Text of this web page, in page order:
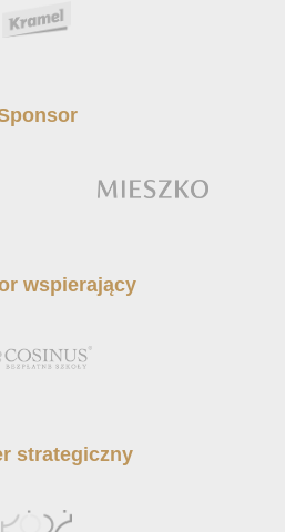
wspierający
strategiczny